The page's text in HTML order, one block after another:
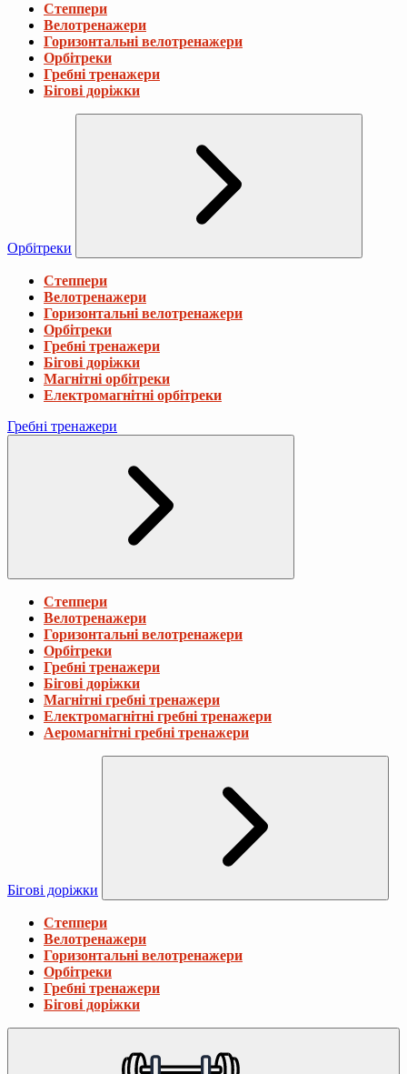
Степпери
Велотренажери
Горизонтальні велотренажери
Орбітреки
Гребні тренажери
Бігові доріжки
Орбітреки
Степпери
Велотренажери
Горизонтальні велотренажери
Орбітреки
Гребні тренажери
Бігові доріжки
Магнітні орбітреки
Електромагнітні орбітреки
Гребні тренажери
Степпери
Велотренажери
Горизонтальні велотренажери
Орбітреки
Гребні тренажери
Бігові доріжки
Магнітні гребні тренажери
Електромагнітні гребні тренажери
Аеромагнітні гребні тренажери
Бігові доріжки
Степпери
Велотренажери
Горизонтальні велотренажери
Орбітреки
Гребні тренажери
Бігові доріжки